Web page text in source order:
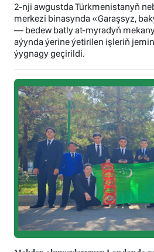
2-nji awgustda Türkmenistanyň
merkezi binasynda «Garaşsyz,
— bedew batly at-myradyň
aýynda ýerine ýetirilen işleriň
ýygnagy geçirildi.